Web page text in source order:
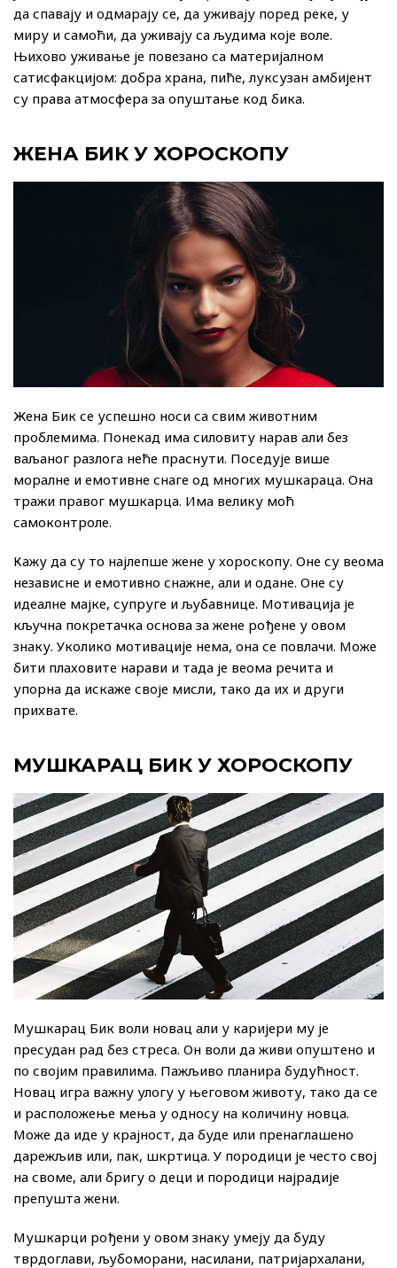
да спавају и одмарају се, да уживају поред реке, у
миру и самоћи, да уживају са људима које воле.
Њихово уживање је повезано са материјалном
сатисфакцијом: добра храна, пиће, луксузан амбијент
су права атмосфера за опуштање код бика.
ЖЕНА БИК У ХОРОСКОПУ
Жена Бик се успешно носи са свим животним
проблемима. Понекад има силовиту нарав али без
ваљаног разлога неће праснути. Поседује више
моралне и емотивне снаге од многих мушкараца. Она
тражи правог мушкарца. Има велику моћ
самоконтроле.
Кажу да су то најлепше жене у хороскопу. Оне су веома
независне и емотивно снажне, али и одане. Оне су
идеалне мајке, супруге и љубавнице. Мотивација је
кључна покретачка основа за жене рођене у овом
знаку. Уколико мотивације нема, она се повлачи. Може
бити плаховите нарави и тада је веома речита и
упорна да искаже своје мисли, тако да их и други
прихвате.
МУШКАРАЦ БИК У ХОРОСКОПУ
Мушкарац Бик воли новац али у каријери му је
пресудан рад без стреса. Он воли да живи опуштено и
по својим правилима. Пажљиво планира будућност.
Новац игра важну улогу у његовом животу, тако да се
и расположење мења у односу на количину новца.
Може да иде у крајност, да буде или пренаглашено
дарежљив или, пак, шкртица. У породици је често свој
на своме, али бригу о деци и породици најрадије
препушта жени.
Мушкарци рођени у овом знаку умеју да буду
тврдоглави, љубоморани, насилани, патријархалани,